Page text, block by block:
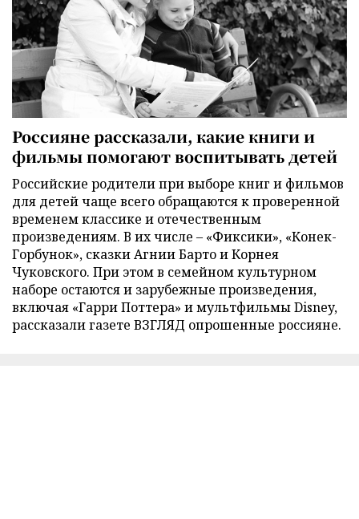
Россияне рассказали, какие книги и
фильмы помогают воспитывать детей
Российские родители при выборе книг и фильмов
для детей чаще всего обращаются к проверенной
временем классике и отечественным
произведениям. В их числе – «Фиксики», «Конек-
Горбунок», сказки Агнии Барто и Корнея
Чуковского. При этом в семейном культурном
наборе остаются и зарубежные произведения,
включая «Гарри Поттера» и мультфильмы Disney,
рассказали газете ВЗГЛЯД опрошенные россияне.